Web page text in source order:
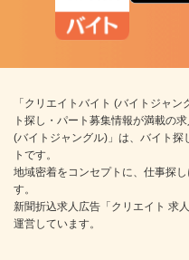
「クリエイトバイト (バイトジャ
ト探し・パート募集情報が満載の
(バイトジャングル)」は、バイト探
トです。
地域密着をコンセプトに、仕事探
す。
新聞折込求人広告「クリエイト 求
運営しています。